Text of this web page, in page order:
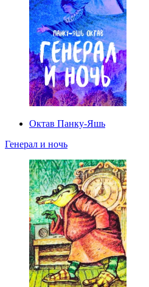
Октав Панку‑Яшь
Генерал и ночь